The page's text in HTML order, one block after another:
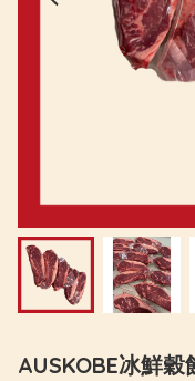
AUSKOBE冰鮮